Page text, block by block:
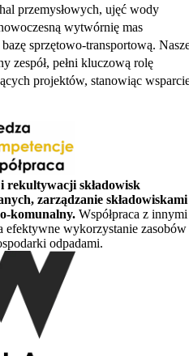
przemysłowych, ujęć wody
wytwórnię mas
sprzętowo-transportową.
zespół, pełni kluczową rolę
projektów, stanowiąc
rekultywacji składowisk
zarządzanie składowiskami
komunalny. Współpraca z innymi
efektywne wykorzystanie zasobów
odpadami.